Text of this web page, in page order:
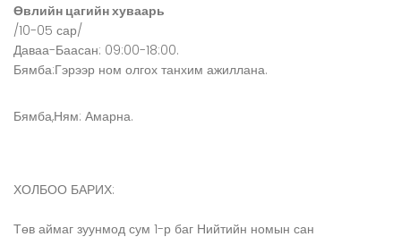
Өвлийн цагийн хуваарь
/10-05 сар/
Даваа-Баасан: 09:00-18:00.
Бямба:Гэрээр ном олгох танхим ажиллана.
Бямба,Ням: Амарна.
ХОЛБОО БАРИХ:
Төв аймаг зуунмод сум 1-р баг Нийтийн номын сан